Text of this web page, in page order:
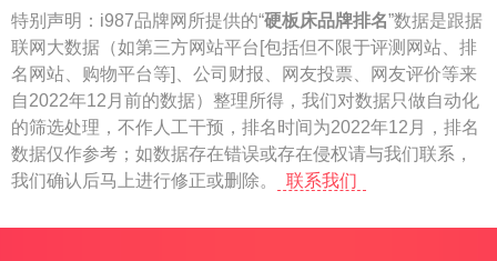
特别声明： i987品牌网所提供的“硬板床品牌排名”数据是跟据
联网大数据（如第三方网站平台[包括但不限于评测网站、排
名网站、购物平台等]、公司财报、网友投票、网友评价等来
自2022年12月前的数据）整理所得，我们对数据只做自动化
的筛选处理，不作人工干预，排名时间为2022年12月，排名
数据仅作参考；如数据存在错误或存在侵权请与我们联系，
我们确认后马上进行修正或删除。
联系我们